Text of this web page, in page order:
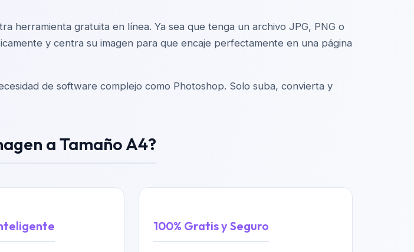
herramienta gratuita en línea. Ya sea que tenga un archivo JPG, PNG o
y centra su imagen para que encaje perfectamente en una página
de software complejo como Photoshop. Solo suba, convierta y
a Tamaño A4?
100% Gratis y Seguro